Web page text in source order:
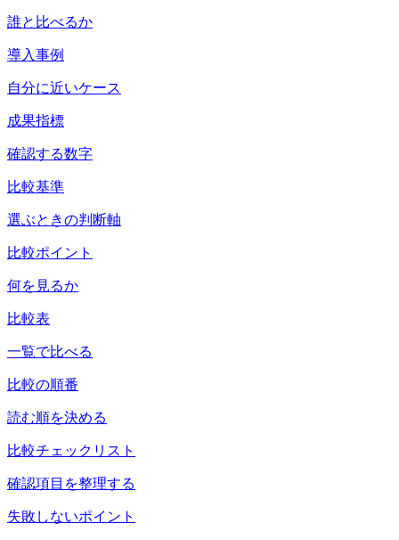
誰と比べるか
導入事例
自分に近いケース
成果指標
確認する数字
比較基準
選ぶときの判断軸
比較ポイント
何を見るか
比較表
一覧で比べる
比較の順番
読む順を決める
比較チェックリスト
確認項目を整理する
失敗しないポイント